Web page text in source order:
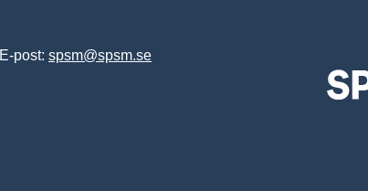
E-post: spsm@spsm.se